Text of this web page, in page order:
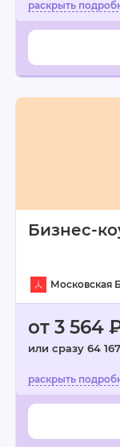
Бизнес-
Московская
от 3 564
или сразу 64